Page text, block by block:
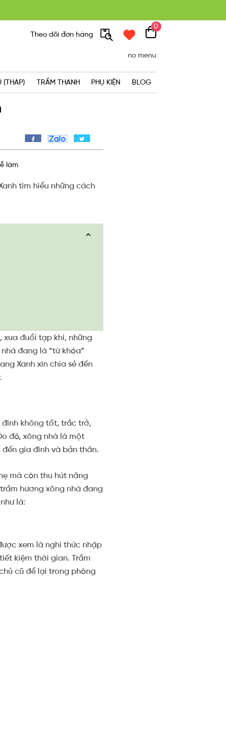
Theo dõi đơn hàng
0
no menu
(THÁP) TRẦM THANH PHỤ KIỆN BLOG
làm
tìm hiểu những cách
xua đuổi tạp khí, những
đang là “từ khóa”
Xanh xin chia sẻ đến
không tốt, trắc trở,
đó, xông nhà là một
gia đình và bản thân.
mà còn thu hút năng
hương xông nhà đang
là:
xem là nghi thức nhập
kiệm thời gian. Trầm
cũ để lại trong phòng